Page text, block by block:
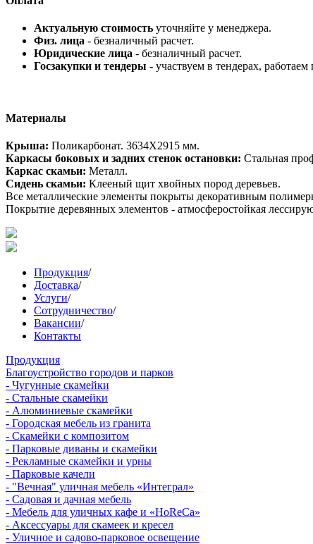
Актуальную стоимость уточняйте у менеджера.
Физ. лица - безналичный расчет.
Юридические лица - безналичный расчет.
Госзакупки и тендеры - участвуем в тендерах, работаем
Материалы
Крыша: Поликарбонат. 3634X2915 мм.
Каркасы боковых и задних стенок остановки: Стальная
Каркас скамьи: Металл.
Сидень скамьи: Клееный щит хвойных пород деревьев.
Все металлические элементы покрыты декоративным
Покрытие деревянных элементов - атмосферостойкая
Продукция/
Доставка/
Услуги/
Сотрудничество/
Вакансии/
Контакты
Продукция
Благоустройство городов и парков
- Чугунные скамейки
- Стальные скамейки
- Алюминиевые скамейки
- Городская мебель из гранита
- Скамейки с композитом
- Парковые диваны и скамейки
- Рекламные скамейки и урны
- Парковые качели
- "Вечная" уличная мебель «Интеграл»
- Садовая и дачная мебель
- Мебель для уличных кафе и «HoReCa»
- Аксессуары для скамеек и кресел
- Уличное и садово-парковое освещение